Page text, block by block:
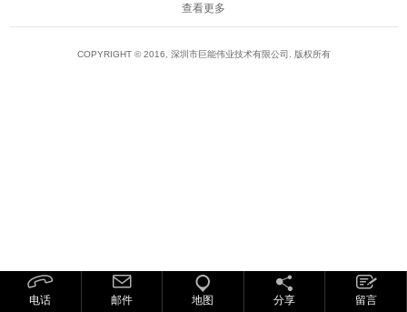
查看更多
COPYRIGHT © 2016, 深圳市巨能伟业技术有限公司. 版权所有
电话 邮件 地图 分享 留言